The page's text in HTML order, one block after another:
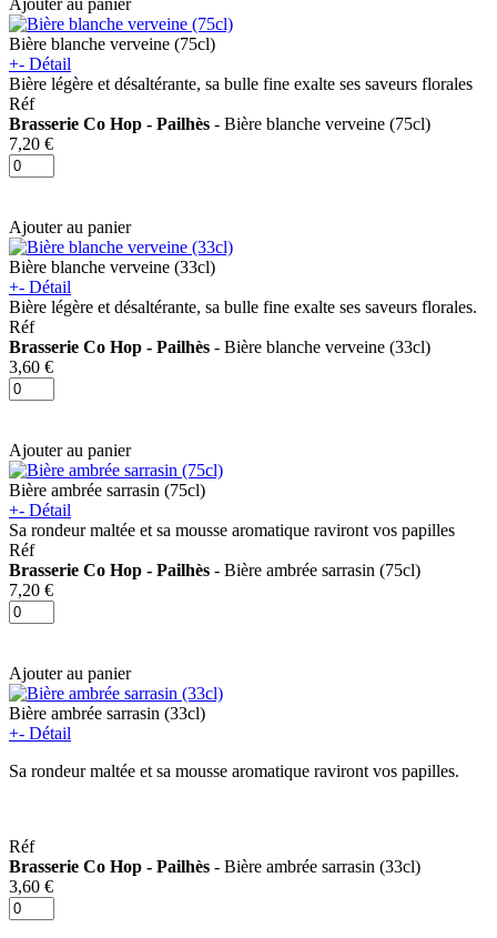
Bière blanche verveine (75cl)
+- Détail
Bière légère et désaltérante, sa bulle fine exalte ses saveurs florales
Réf
Brasserie Co Hop - Pailhès - Bière blanche verveine (75cl)
7,20 €
Ajouter au panier
Bière blanche verveine (33cl)
+- Détail
Bière légère et désaltérante, sa bulle fine exalte ses saveurs florales.
Réf
Brasserie Co Hop - Pailhès - Bière blanche verveine (33cl)
3,60 €
Ajouter au panier
Bière ambrée sarrasin (75cl)
+- Détail
Sa rondeur maltée et sa mousse aromatique raviront vos papilles
Réf
Brasserie Co Hop - Pailhès - Bière ambrée sarrasin (75cl)
7,20 €
Ajouter au panier
Bière ambrée sarrasin (33cl)
+- Détail
Sa rondeur maltée et sa mousse aromatique raviront vos papilles.
Réf
Brasserie Co Hop - Pailhès - Bière ambrée sarrasin (33cl)
3,60 €